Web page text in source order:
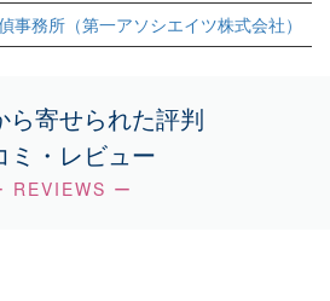
事務所（第一アソシエイツ株式会社）
ら寄せられた評判
ミ・レビュー
REVIEWS ー